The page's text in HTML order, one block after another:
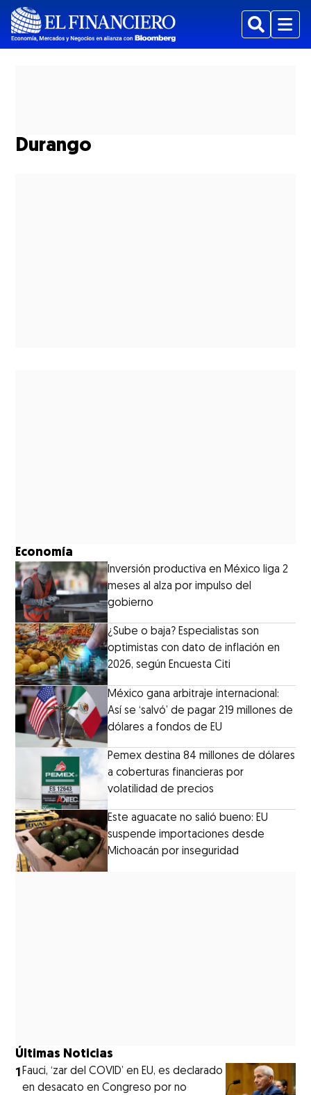
BuscarMenu
Durango
Economía
Inversión productiva en México liga 2
meses al alza por impulso del
gobierno
¿Sube o baja? Especialistas son
optimistas con dato de inflación en
2026, según Encuesta Citi
México gana arbitraje internacional:
Así se ‘salvó’ de pagar 219 millones de
dólares a fondos de EU
Pemex destina 84 millones de dólares
a coberturas financieras por
volatilidad de precios
Este aguacate no salió bueno: EU
suspende importaciones desde
Michoacán por inseguridad
Últimas Noticias
1Fauci, ‘zar del COVID’ en EU, es declarado
en desacato en Congreso por no